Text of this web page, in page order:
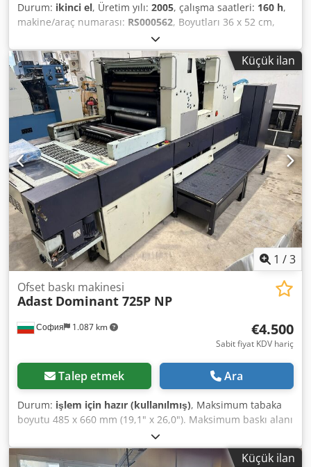
Durum: ikinci el, Üretim yılı: 2005, çalışma saatleri: 160 h,
makine/araç numarası: RS000562, Boyutları 36 x 52 cm,
CPtronic, Easyplate, Alcolor nemlendirme sistemi, Banket
yıkama, Baskı silindiri yıkama, Segmentli mürekkep
bıçakları, Baldwin soğutma ve geri dönüşüm sistemi.
Dodpfx Akoztappsisck
Küçük ilan
1 /3
София 1.087 km
Ofset baskı makinesi
Adast Dominant 725P NP
€4.500
Sabit fiyat KDV hariç
Talep etmek Ara
Durum: işlem için hazır (kullanılmış), Maksimum tabaka
boyutu 485 x 660 mm (19,1" x 26,0"). Maksimum baskı alanı
475 x 650 mm. Maksimum hız 10.000 adede kadar. İki
renkli. Çok sayıda numaralandırma cihazına sahip NP
ünite. Tüm dokümantasyon mevcut. Dcodsyx Itpspfx Akisk
Küçük ilan